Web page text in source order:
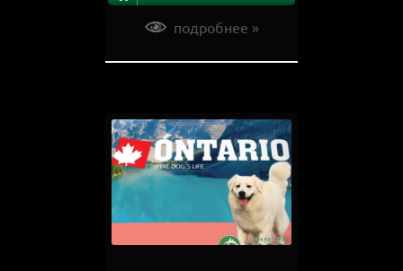
подробнее »